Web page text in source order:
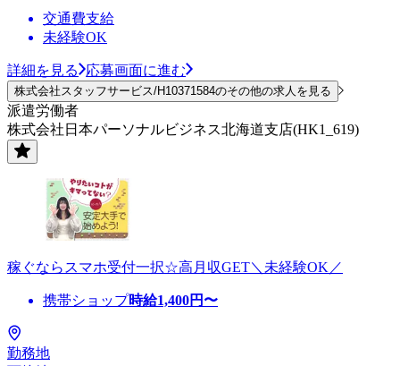
交通費支給
未経験OK
詳細を見る 応募画面に進む
株式会社スタッフサービス/H10371584のその他の求人を見る
派遣労働者
株式会社日本パーソナルビジネス北海道支店(HK1_619)
稼ぐならスマホ受付一択☆高月収GET＼未経験OK／
携帯ショップ時給1,400円〜
勤務地